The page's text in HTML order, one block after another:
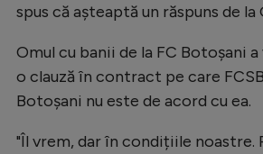
Handbal
Natație
Formula 1
Gimnastică
Auto
spus că așteaptă un răspuns de la
Omul cu banii de la FC Botoșani
o clauză în contract pe care
Botoșani nu este de acord cu ea.
"Îl vrem, dar în condițiile noastre.